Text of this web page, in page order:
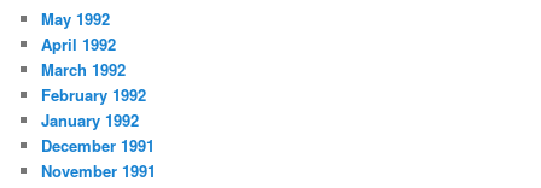
May 1992
April 1992
March 1992
February 1992
January 1992
December 1991
November 1991